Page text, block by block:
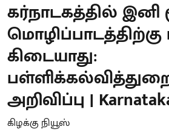
கர்நாடகத்தில்
கிடையாது:
அறிவிப்பு |
கிழக்கு நியூஸ்